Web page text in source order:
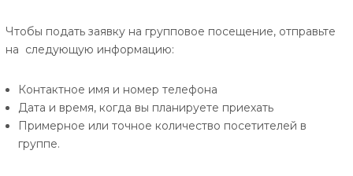
Чтобы подать заявку на групповое посещение, отправьте
на следующую информацию:
Контактное имя и номер телефона
Дата и время, когда вы планируете приехать
Примерное или точное количество посетителей в
группе.